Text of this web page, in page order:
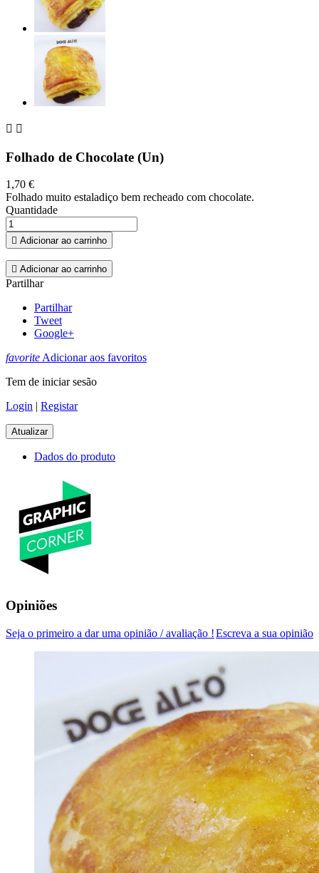
 
Folhado de Chocolate (Un)
1,70 €
Folhado muito estaladiço bem recheado com chocolate.
Quantidade
 Adicionar ao carrinho
 Adicionar ao carrinho
Partilhar
Partilhar
Tweet
Google+
favoriteAdicionar aos favoritos
Tem de iniciar sesão
Login | Registar
Dados do produto
Opiniões
Escreva a sua opinião
Seja o primeiro a dar uma opinião / avaliação !